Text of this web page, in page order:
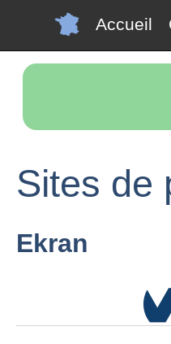
Accueil
Sites de
Ekran